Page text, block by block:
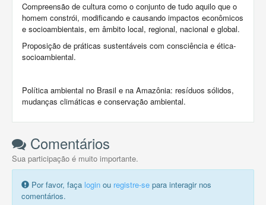
Compreensão de cultura como o conjunto de tudo aquilo que o
homem constrói, modificando e causando impactos econômicos
e socioambientais, em âmbito local, regional, nacional e global.
Proposição de práticas sustentáveis com consciência e ética-
socioambiental.
Política ambiental no Brasil e na Amazônia: resíduos sólidos,
mudanças climáticas e conservação ambiental.
Comentários
Sua participação é muito importante.
Por favor, faça login ou registre-se para interagir nos
comentários.